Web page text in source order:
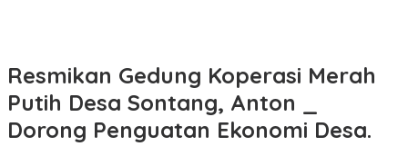
Resmikan Gedung Koperasi Merah
Putih Desa Sontang, Anton _
Dorong Penguatan Ekonomi Desa.